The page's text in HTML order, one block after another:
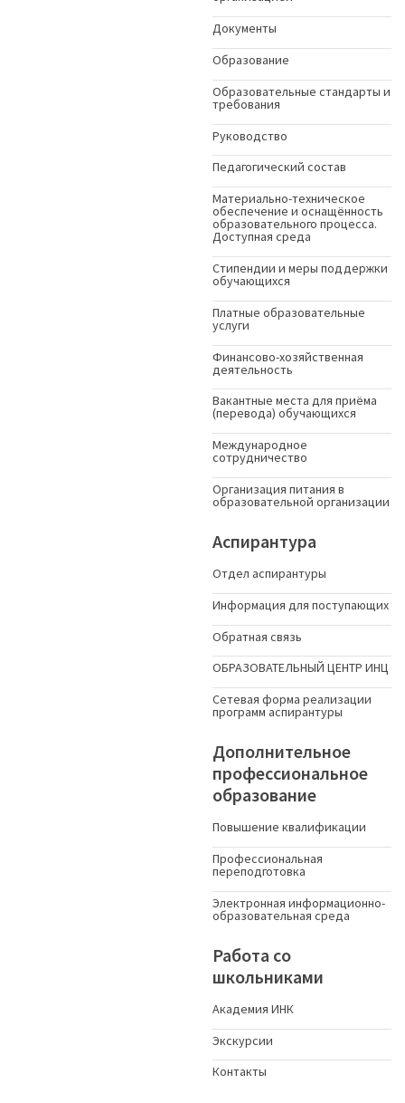
Документы
Образование
Образовательные стандарты и
требования
Руководство
Педагогический состав
Материально-техническое
обеспечение и оснащённость
образовательного процесса.
Доступная среда
Стипендии и меры поддержки
обучающихся
Платные образовательные
услуги
Финансово-хозяйственная
деятельность
Вакантные места для приёма
(перевода) обучающихся
Международное
сотрудничество
Организация питания в
образовательной организации
Аспирантура
Отдел аспирантуры
Информация для поступающих
Обратная связь
ОБРАЗОВАТЕЛЬНЫЙ ЦЕНТР ИНЦ
Сетевая форма реализации
программ аспирантуры
Дополнительное
профессиональное
образование
Повышение квалификации
Профессиональная
переподготовка
Электронная информационно-
образовательная среда
Работа со
школьниками
Академия ИНК
Экскурсии
Контакты